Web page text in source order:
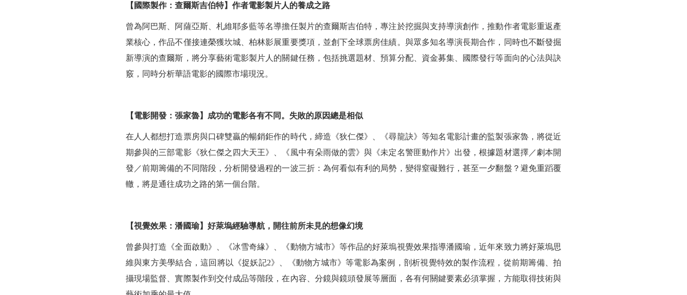
【國際製作：查爾斯吉伯特】作者電影製片人的養成之路
曾為阿巴斯、阿薩亞斯、札維耶多藍等名導擔任製片的查爾斯吉伯特，專注於挖掘與支持導演創作，推動作者電影重返產
業核心，作品不僅接連榮獲坎城、柏林影展重要獎項，並創下全球票房佳績。與眾多知名導演長期合作，同時也不斷發掘
新導演的查爾斯，將分享藝術電影製片人的關鍵任務，包括挑選題材、預算分配、資金募集、國際發行等面向的心法與訣
竅，同時分析華語電影的國際市場現況。
【電影開發：張家魯】成功的電影各有不同。失敗的原因總是相似
在人人都想打造票房與口碑雙贏的暢銷鉅作的時代，締造《狄仁傑》、《尋龍訣》等知名電影計畫的監製張家魯，將從近
期參與的三部電影《狄仁傑之四大天王》、《風中有朵雨做的雲》與《未定名警匪動作片》出發，根據題材選擇／劇本開
發／前期籌備的不同階段，分析開發過程的一波三折：為何看似有利的局勢，變得窒礙難行，甚至一夕翻盤？避免重蹈覆
轍，將是通往成功之路的第一個台階。
【視覺效果：潘國瑜】好萊塢經驗導航，開往前所未見的想像幻境
曾參與打造《全面啟動》、《冰雪奇緣》、《動物方城市》等作品的好萊塢視覺效果指導潘國瑜，近年來致力將好萊塢思
維與東方美學結合，這回將以《捉妖記2》、《動物方城市》等電影為案例，剖析視覺特效的製作流程，從前期籌備、拍
攝現場監督、實際製作到交付成品等階段，在內容、分鏡與鏡頭發展等層面，各有何關鍵要素必須掌握，方能取得技術與